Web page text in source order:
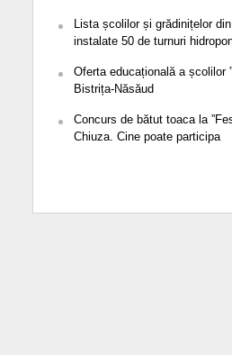
Lista școlilor și grădinițelor
instalate 50 de turnuri
Oferta educațională a școlilor
Bistrița-Năsăud
Concurs de bătut toaca la
Chiuza. Cine poate participa